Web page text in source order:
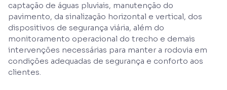
captação de águas pluviais, manutenção do
pavimento, da sinalização horizontal e vertical, dos
dispositivos de segurança viária, além do
monitoramento operacional do trecho e demais
intervenções necessárias para manter a rodovia em
condições adequadas de segurança e conforto aos
clientes.